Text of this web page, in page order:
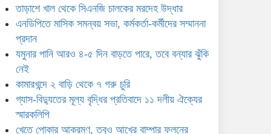
কামারখন্দে ২ বাড়ি থেকে ৭ গরু চুরি
গ্যাস-বিদ্যুতের মূল্য বৃদ্ধির প্রতিবাদে ১১ দলীয় ঐক্যের
স্মারকলিপি
খেতে পোকার আক্রমণ, তবুও আখের বাম্পার ফলনের
প্রত্যাশা
তাড়াশে খাল থেকে সিএনজি চালকের মরদেহ উদ্ধার
এনডিপিতে মাসিক সমন্বয় সভা, কর্মকর্তা-কর্মীদের সম্মাননা
প্রদান
যমুনার পানি আরও ৪-৫ দিন বাড়তে পারে, তবে বন্যার ঝুঁকি
নেই
কামারখন্দে ২ বাড়ি থেকে ৭ গরু চুরি
গ্যাস-বিদ্যুতের মূল্য বৃদ্ধির প্রতিবাদে ১১ দলীয় ঐক্যের
স্মারকলিপি
খেতে পোকার আক্রমণ, তবুও আখের বাম্পার ফলনের